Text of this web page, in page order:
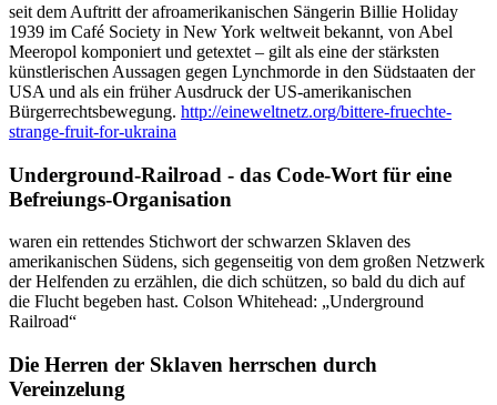
seit dem Auftritt der afroamerikanischen Sängerin Billie Holiday
1939 im Café Society in New York weltweit bekannt, von Abel
Meeropol komponiert und getextet – gilt als eine der stärksten
künstlerischen Aussagen gegen Lynchmorde in den Südstaaten der
USA und als ein früher Ausdruck der US-amerikanischen
Bürgerrechtsbewegung. http://eineweltnetz.org/bittere-fruechte-
strange-fruit-for-ukraina
Underground-Railroad - das Code-Wort für eine
Befreiungs-Organisation
waren ein rettendes Stichwort der schwarzen Sklaven des
amerikanischen Südens, sich gegenseitig von dem großen Netzwerk
der Helfenden zu erzählen, die dich schützen, so bald du dich auf
die Flucht begeben hast. Colson Whitehead: „Underground
Railroad“
Die Herren der Sklaven herrschen durch
Vereinzelung